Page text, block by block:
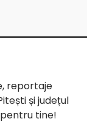
reportaje
și județul
tine!